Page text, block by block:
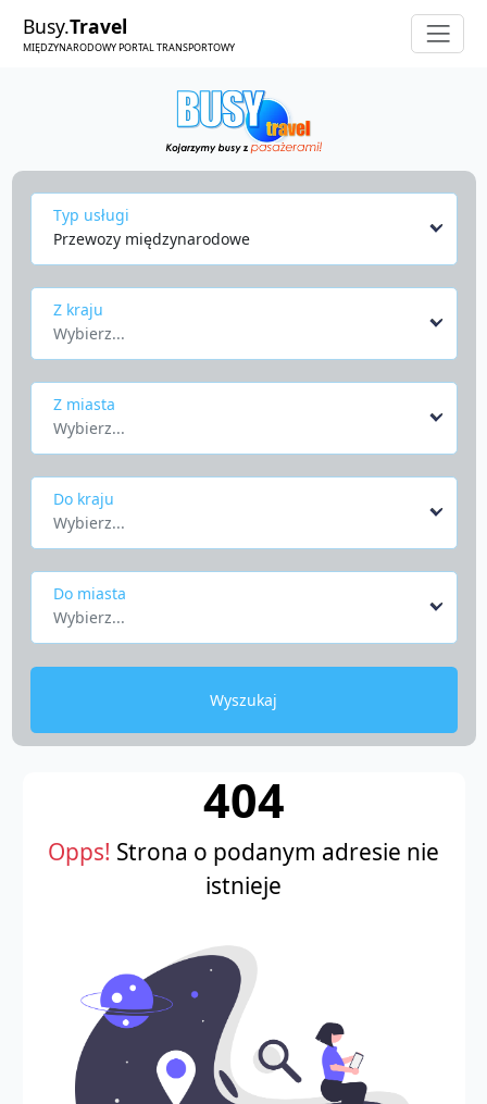
Busy.Travel
MIĘDZYNARODOWY PORTAL TRANSPORTOWY
Typ usługi
Przewozy międzynarodowe
Z kraju
Wybierz...
Z miasta
Wybierz...
Do kraju
Wybierz...
Do miasta
Wybierz...
Wyszukaj
404
Opps! Strona o podanym adresie nie
istnieje